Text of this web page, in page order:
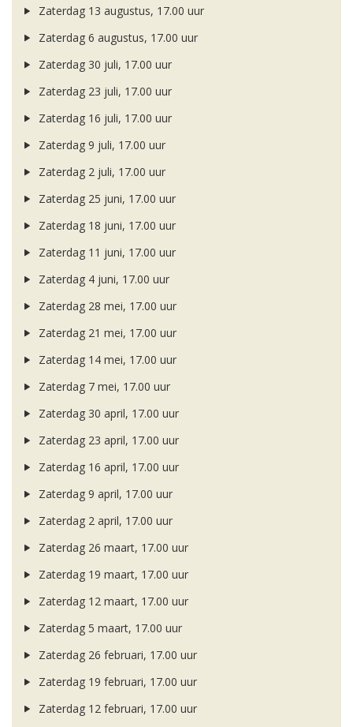
Zaterdag 13 augustus, 17.00 uur
Zaterdag 6 augustus, 17.00 uur
Zaterdag 30 juli, 17.00 uur
Zaterdag 23 juli, 17.00 uur
Zaterdag 16 juli, 17.00 uur
Zaterdag 9 juli, 17.00 uur
Zaterdag 2 juli, 17.00 uur
Zaterdag 25 juni, 17.00 uur
Zaterdag 18 juni, 17.00 uur
Zaterdag 11 juni, 17.00 uur
Zaterdag 4 juni, 17.00 uur
Zaterdag 28 mei, 17.00 uur
Zaterdag 21 mei, 17.00 uur
Zaterdag 14 mei, 17.00 uur
Zaterdag 7 mei, 17.00 uur
Zaterdag 30 april, 17.00 uur
Zaterdag 23 april, 17.00 uur
Zaterdag 16 april, 17.00 uur
Zaterdag 9 april, 17.00 uur
Zaterdag 2 april, 17.00 uur
Zaterdag 26 maart, 17.00 uur
Zaterdag 19 maart, 17.00 uur
Zaterdag 12 maart, 17.00 uur
Zaterdag 5 maart, 17.00 uur
Zaterdag 26 februari, 17.00 uur
Zaterdag 19 februari, 17.00 uur
Zaterdag 12 februari, 17.00 uur